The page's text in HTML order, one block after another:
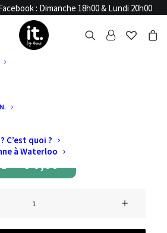
: Dimanche 18h00 & Lundi 20h00
C’est quoi ?
à Waterloo
27
2025
€0,00
LIVES